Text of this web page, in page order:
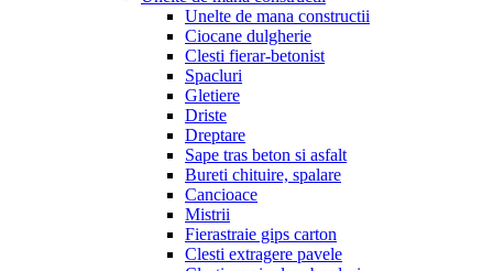
Unelte de mana constructii
Ciocane dulgherie
Clesti fierar-betonist
Spacluri
Gletiere
Driste
Dreptare
Sape tras beton si asfalt
Bureti chituire, spalare
Cancioace
Mistrii
Fierastraie gips carton
Clesti extragere pavele